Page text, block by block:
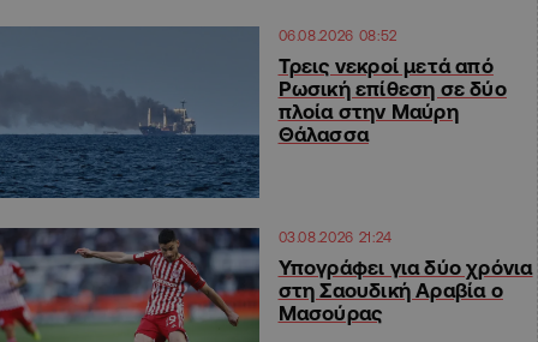
06.08.2026 08:52
Τρεις νεκροί μετά από
Ρωσική επίθεση σε δύο
πλοία στην Μαύρη
Θάλασσα
03.08.2026 21:24
Υπογράφει για δύο χρόνια
στη Σαουδική Αραβία ο
Μασούρας